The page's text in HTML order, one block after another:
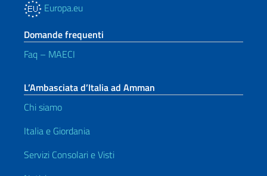
Europa.eu
Domande frequenti
Faq – MAECI
L’Ambasciata d’Italia ad Amman
Chi siamo
Italia e Giordania
Servizi Consolari e Visti